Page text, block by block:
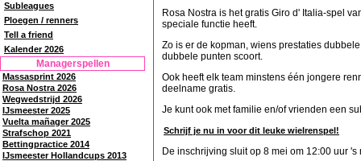
Subleagues
Ploegen / renners
Tell a friend
Kalender 2026
Managerspellen
Massasprint 2026
Rosa Nostra 2026
Wegwedstrijd 2026
IJsmeester 2025
Vuelta mañager 2025
Strafschop 2021
Bettingpractice 2014
IJsmeester Hollandcups 2013
Rosa Nostra is het gratis Giro d' Italia-spel
speciale functie heeft.
Zo is er de kopman, wiens prestaties
dubbele punten scoort.
Ook heeft elk team minstens één jongere
deelname gratis.
Je kunt ook met familie en/of vrienden een
Schrijf je nu in voor dit leuke wielrenspel!
De inschrijving sluit op 8 mei om 12:00 uur 's